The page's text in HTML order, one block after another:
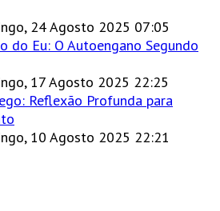
24 Agosto 2025 07:05
do Eu: O Autoengano Segundo
17 Agosto 2025 22:25
Reflexão Profunda para
10 Agosto 2025 22:21